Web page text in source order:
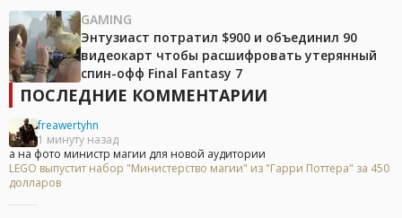
GAMING
Энтузиаст потратил $900 и объединил 90
видеокарт чтобы расшифровать утерянный
спин-офф Final Fantasy 7
ПОСЛЕДНИЕ КОММЕНТАРИИ
freawertyhn
1 минуту назад
а на фото министр магии для новой аудитории
LEGO выпустит набор "Министерство магии" из "Гарри Поттера" за 450
долларов